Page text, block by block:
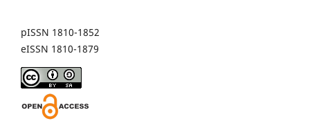
pISSN 1810-1852
eISSN 1810-1879